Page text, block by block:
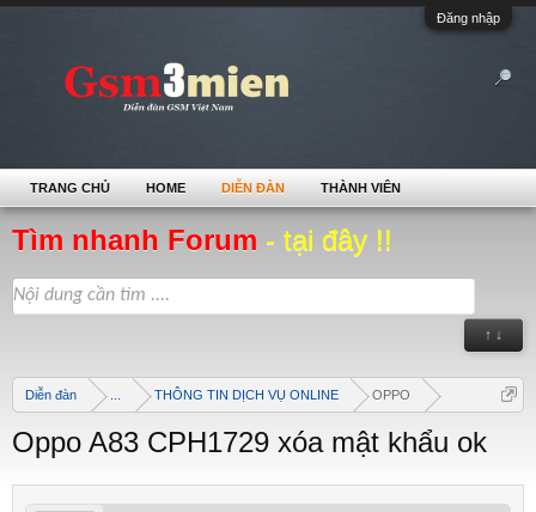
Đăng nhập
Tìm nhanh Forum - tại đây !!
↑ ↓
Diễn đàn THÔNG TIN DỊCH VỤ ONLINE OPPO
Oppo A83 CPH1729 xóa mật khẩu ok
TRANG CHỦ HOME DIỄN ĐÀN THÀNH VIÊN